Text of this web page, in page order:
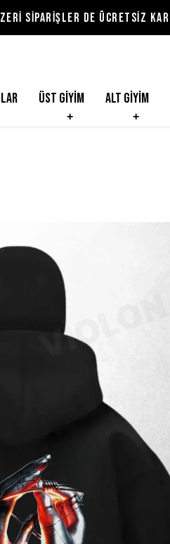
DE ÜCRETSİZ KARGO FIRSATI!
Üst Giyim Alt Giyim